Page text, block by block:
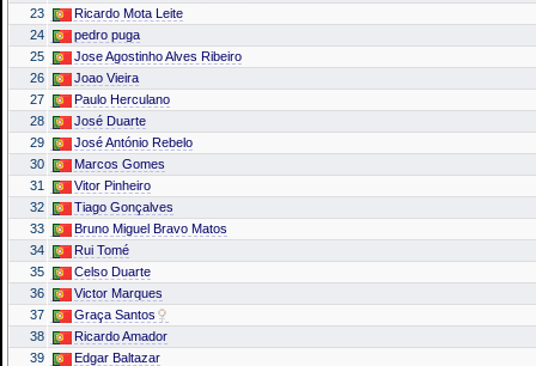
23
Ricardo Mota Leite
24
pedro puga
25
Jose Agostinho Alves Ribeiro
26
Joao Vieira
27
Paulo Herculano
28
José Duarte
29
José António Rebelo
30
Marcos Gomes
31
Vitor Pinheiro
32
Tiago Gonçalves
33
Bruno Miguel Bravo Matos
34
Rui Tomé
35
Celso Duarte
36
Victor Marques
37
Graça Santos
38
Ricardo Amador
39
Edgar Baltazar